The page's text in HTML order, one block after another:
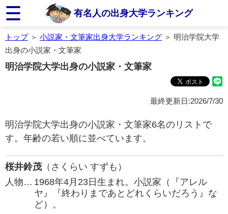
有名人の出身大学ランキング
トップ＞ 小説家・文筆家出身大学ランキング ＞ 明治学院大学
出身の小説家・文筆家
明治学院大学出身の小説家・文筆家
最終更新日:2026/7/30
明治学院大学出身の小説家・文筆家6名のリストで
す。年齢の若い順に並べています。
桜井鈴茂 （さくらい すずも）
人物… 1968年4月23日生まれ。小説家（『アレル
ヤ』『終わりまであとどれくらいだろう』な
ど）。